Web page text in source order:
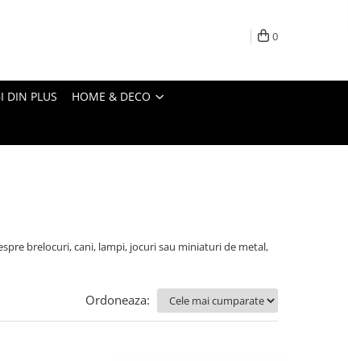
0
DIN PLUS HOME & DECO
brelocuri, cani, lampi, jocuri sau miniaturi de metal,
Ordoneaza: